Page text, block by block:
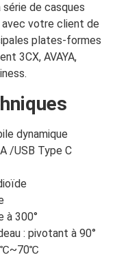
de casques
votre client de
plates-formes
3CX, AVAYA,
dynamique
/USB Type C
à 300°
: pivotant à 90°